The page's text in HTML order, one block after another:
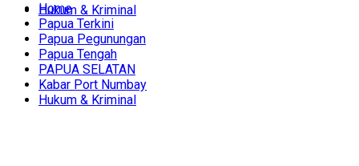
Hukum & Kriminal
Home
Papua Terkini
Papua Pegunungan
Papua Tengah
PAPUA SELATAN
Kabar Port Numbay
Hukum & Kriminal